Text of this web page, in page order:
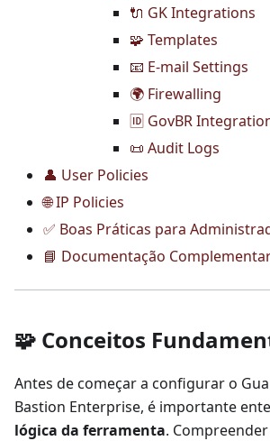
🔌 GK Integrations
🧩 Templates
📧 E-mail Settings
🌍 Firewalling
🆔 GovBR
📜 Audit Logs
👤 User Policies
🌐 IP Policies
✅ Boas Práticas para
📘 Documentação
🧩 Conceitos
Antes de começar a configurar o
Bastion Enterprise, é importante
lógica da ferramenta.